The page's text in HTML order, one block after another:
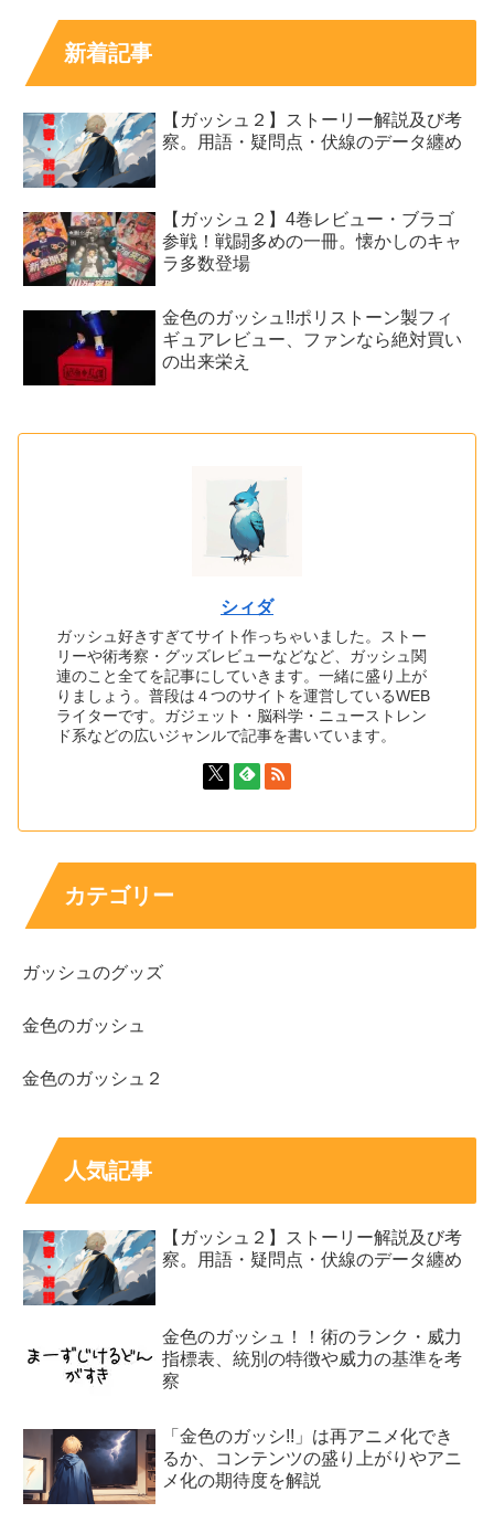
新着記事
【ガッシュ２】ストーリー解説及び考
察。用語・疑問点・伏線のデータ纏め
【ガッシュ２】4巻レビュー・ブラゴ
参戦！戦闘多めの一冊。懐かしのキャ
ラ多数登場
金色のガッシュ!!ポリストーン製フィ
ギュアレビュー、ファンなら絶対買い
の出来栄え
シィダ
ガッシュ好きすぎてサイト作っちゃいました。ストー
リーや術考察・グッズレビューなどなど、ガッシュ関
連のこと全てを記事にしていきます。一緒に盛り上が
りましょう。普段は４つのサイトを運営しているWEB
ライターです。ガジェット・脳科学・ニューストレン
ド系などの広いジャンルで記事を書いています。
カテゴリー
ガッシュのグッズ
金色のガッシュ
金色のガッシュ２
人気記事
【ガッシュ２】ストーリー解説及び考
察。用語・疑問点・伏線のデータ纏め
金色のガッシュ！！術のランク・威力
指標表、統別の特徴や威力の基準を考
察
「金色のガッシ!!」は再アニメ化でき
るか、コンテンツの盛り上がりやアニ
メ化の期待度を解説